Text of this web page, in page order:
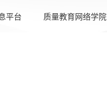
平台 质量教育网络学院